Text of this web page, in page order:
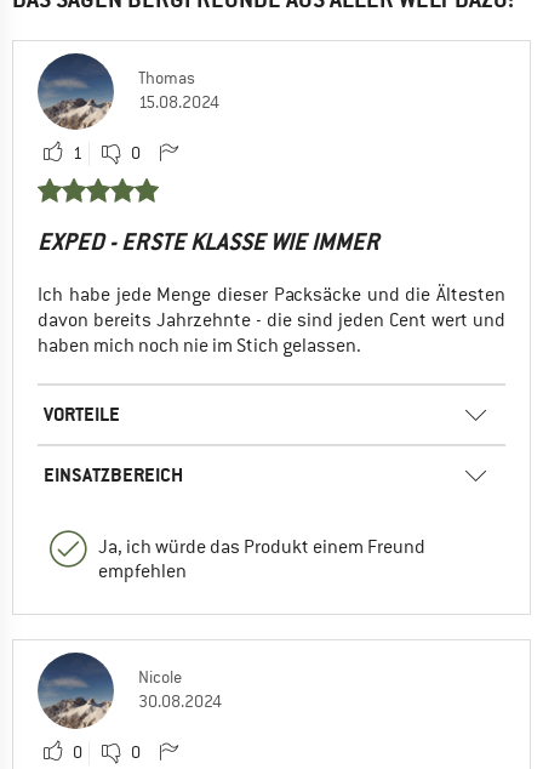
Thomas
15.08.2024
1 0
EXPED - ERSTE KLASSE WIE IMMER
Ich habe jede Menge dieser Packsäcke und die Ältesten
davon bereits Jahrzehnte - die sind jeden Cent wert und
haben mich noch nie im Stich gelassen.
VORTEILE
EINSATZBEREICH
Ja, ich würde das Produkt einem Freund
empfehlen
Nicole
30.08.2024
0 0